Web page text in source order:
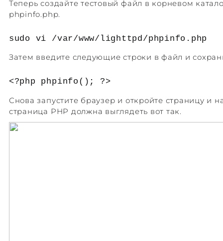
Теперь создайте тестовый файл в корневом
phpinfo.php.
sudo vi /var/www/lighttpd/phpinfo.php
Затем введите следующие строки в файл и
<?php phpinfo(); ?>
Снова запустите браузер и откройте страницу и
страница PHP должна выглядеть вот так.